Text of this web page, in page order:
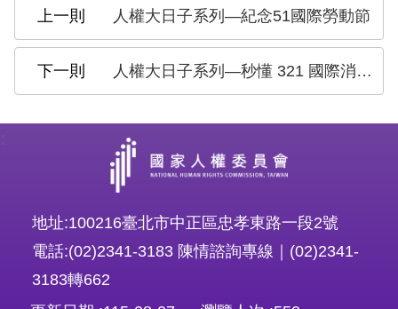
資
料
鍵
請
人權大日子系列—紀念51國際勞動節
人權大日子系列—秒懂 321 國際消除種族歧視日
地址:100216臺北市中正區忠孝東路一段2號
電話:(02)2341-3183 陳情諮詢專線｜(02)2341-
3183轉662